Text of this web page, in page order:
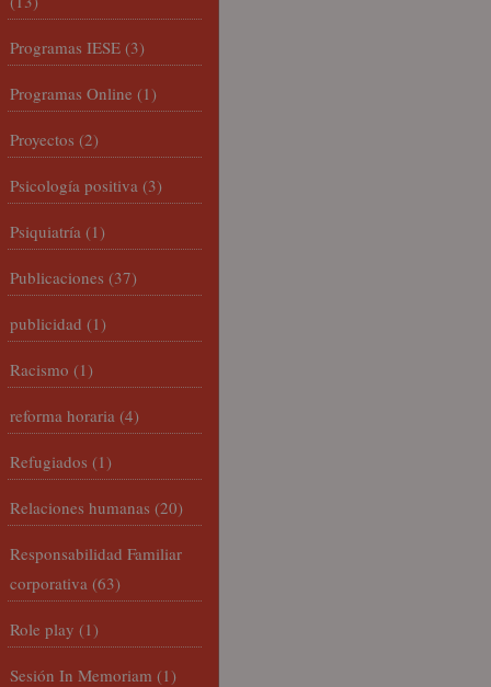
Programas IESE (3)
Programas Online (1)
Proyectos (2)
Psicología positiva (3)
Psiquiatría (1)
Publicaciones (37)
publicidad (1)
Racismo (1)
reforma horaria (4)
Refugiados (1)
Relaciones humanas (20)
Responsabilidad Familiar
corporativa (63)
Role play (1)
Sesión In Memoriam (1)